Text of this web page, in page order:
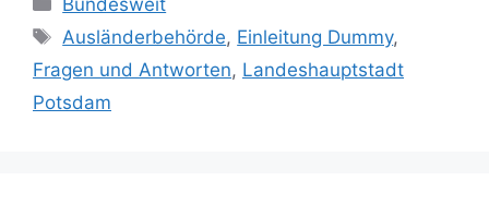
Bundesweit
Schlagwörter
Ausländerbehörde, Einleitung Dummy,
Fragen und Antworten, Landeshauptstadt
Potsdam